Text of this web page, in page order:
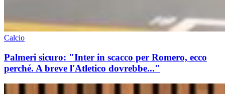
Calcio
Palmeri sicuro: "Inter in scacco per Romero, ecco
perché. A breve l'Atletico dovrebbe..."